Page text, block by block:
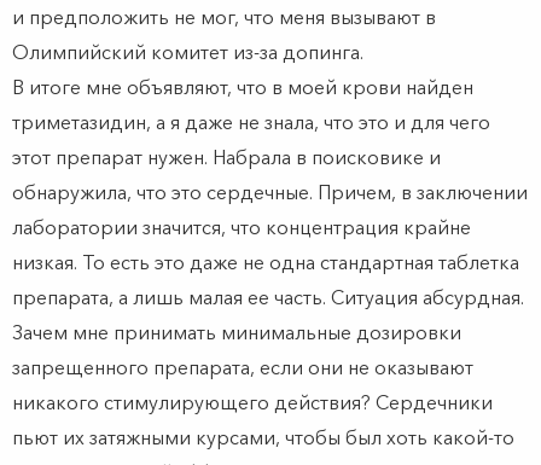
и предположить не мог, что меня вызывают в
Олимпийский комитет из-за допинга.
В итоге мне объявляют, что в моей крови найден
триметазидин, а я даже не знала, что это и для чего
этот препарат нужен. Набрала в поисковике и
обнаружила, что это сердечные. Причем, в заключении
лаборатории значится, что концентрация крайне
низкая. То есть это даже не одна стандартная таблетка
препарата, а лишь малая ее часть. Ситуация абсурдная.
Зачем мне принимать минимальные дозировки
запрещенного препарата, если они не оказывают
никакого стимулирующего действия? Сердечники
пьют их затяжными курсами, чтобы был хоть какой-то